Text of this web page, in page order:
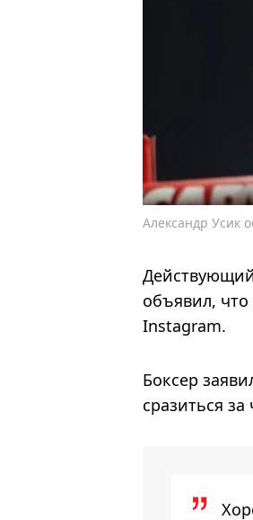
Александр Усик
объявил,
Instagram.
Боксер
сразиться